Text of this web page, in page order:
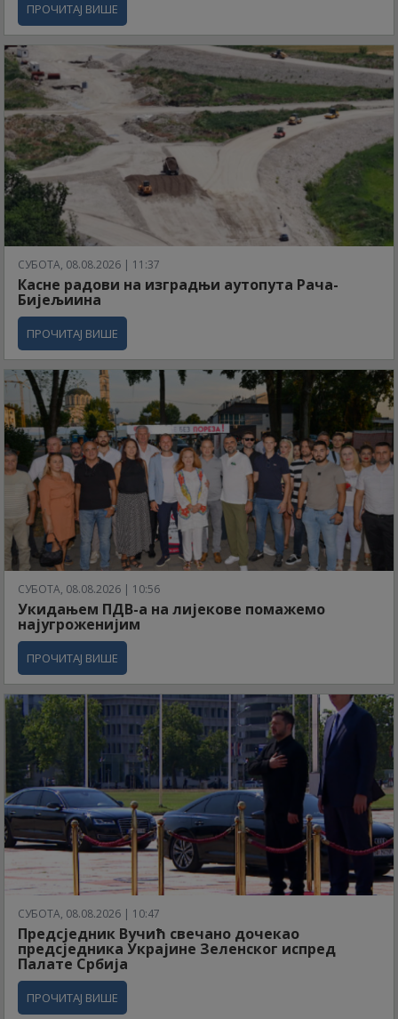
ПРОЧИТАЈ ВИШЕ
СУБОТА, 08.08.2026 | 11:37
Касне радови на изградњи аутопута Рача-
Бијељиина
ПРОЧИТАЈ ВИШЕ
СУБОТА, 08.08.2026 | 10:56
Укидањем ПДВ-а на лијекове помажемо
најугроженијим
ПРОЧИТАЈ ВИШЕ
СУБОТА, 08.08.2026 | 10:47
Предсједник Вучић свечано дочекао
предсједника Украјине Зеленског испред
Палате Србија
ПРОЧИТАЈ ВИШЕ